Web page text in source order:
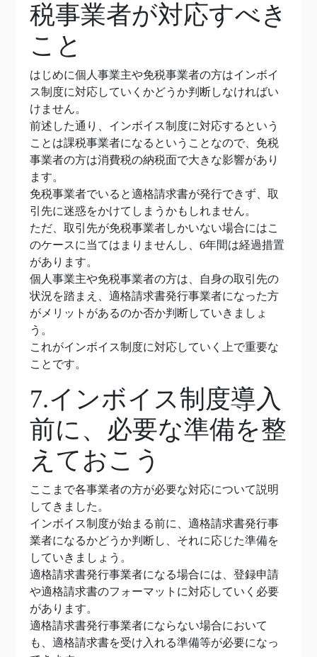
税事業者が対応すべき
こと
はじめに個人事業主や免税事業者の方はインボイ
ス制度に対応していくかどうか判断しなければい
けません。
前述した通り、インボイス制度に対応するという
ことは課税事業者になるということなので、免税
事業者の方は消費税の納税面で大きな影響があり
ます。
免税事業者でいると適格請求書が発行できず、取
引先に迷惑をかけてしまうかもしれません。
ただ、取引先が免税事業者しかいない場合にはこ
のケースに当てはまりませんし、6年間は経過措置
があります。
個人事業主や免税事業者の方は、自身の取引先の
状況を踏まえ、適格請求書発行事業者になった方
がメリットがあるのか否か判断していきましょ
う。
これがインボイス制度に対応していく上で重要な
ことです。
7.インボイス制度導入
前に、必要な準備を整
えておこう
ここまで各事業者の方が必要な対応について説明
してきました。
インボイス制度が始まる前に、適格請求書発行事
業者になるかどうか判断し、それに応じた準備を
していきましょう。
適格請求書発行事業者になる場合には、登録申請
や適格請求書のフォーマットに対応していく必要
があります。
適格請求書発行事業者にならない場合において
も、適格請求書を受け入れる準備等が必要になっ